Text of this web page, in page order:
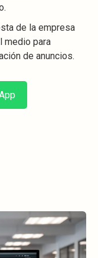
de la empresa
medio para
de anuncios.